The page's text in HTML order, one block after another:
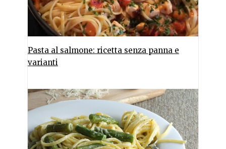
Pasta al salmone: ricetta senza panna e
varianti